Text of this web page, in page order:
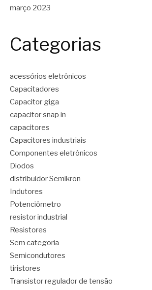
março 2023
Categorias
acessórios eletrônicos
Capacitadores
Capacitor giga
capacitor snap in
capacitores
Capacitores industriais
Componentes eletrônicos
Diodos
distribuidor Semikron
Indutores
Potenciômetro
resistor industrial
Resistores
Sem categoria
Semicondutores
tiristores
Transistor regulador de tensão